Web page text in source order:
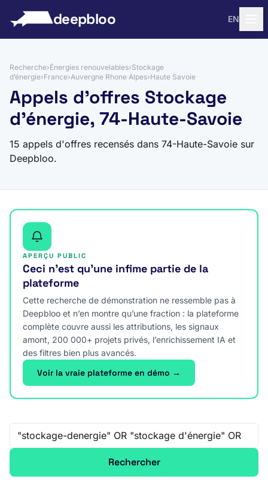
deepbloo EN
Recherche›Énergies renouvelables›Stockage
d’énergie›France›Auvergne Rhone Alpes›Haute Savoie
Appels d'offres Stockage
d’énergie, 74-Haute-Savoie
15 appels d'offres recensés dans 74-Haute-Savoie sur
Deepbloo.
APERÇU PUBLIC
Ceci n’est qu’une infime partie de la
plateforme
Cette recherche de démonstration ne ressemble pas à
Deepbloo et n’en montre qu’une fraction : la plateforme
complète couvre aussi les attributions, les signaux
amont, 200 000+ projets privés, l’enrichissement IA et
des filtres bien plus avancés.
Voir la vraie plateforme en démo →
Recherche libre
Rechercher